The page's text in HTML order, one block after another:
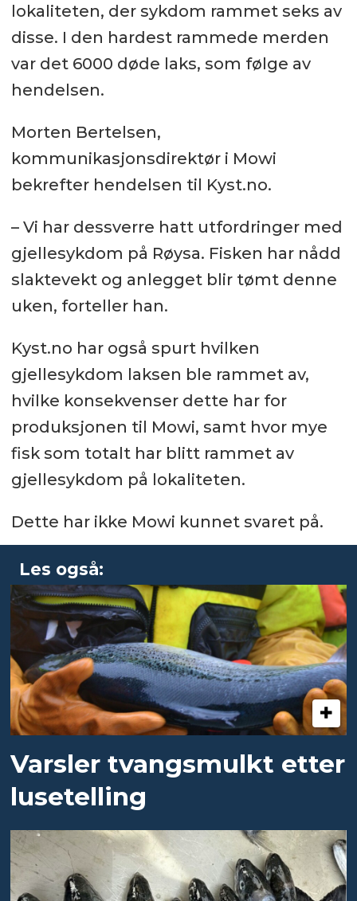
lokaliteten, der sykdom rammet seks av
disse. I den hardest rammede merden
var det 6000 døde laks, som følge av
hendelsen.
Morten Bertelsen,
kommunikasjonsdirektør i Mowi
bekrefter hendelsen til Kyst.no.
– Vi har dessverre hatt utfordringer med
gjellesykdom på Røysa. Fisken har nådd
slaktevekt og anlegget blir tømt denne
uken, forteller han.
Kyst.no har også spurt hvilken
gjellesykdom laksen ble rammet av,
hvilke konsekvenser dette har for
produksjonen til Mowi, samt hvor mye
fisk som totalt har blitt rammet av
gjellesykdom på lokaliteten.
Dette har ikke Mowi kunnet svaret på.
Les også:
Varsler tvangsmulkt etter
lusetelling